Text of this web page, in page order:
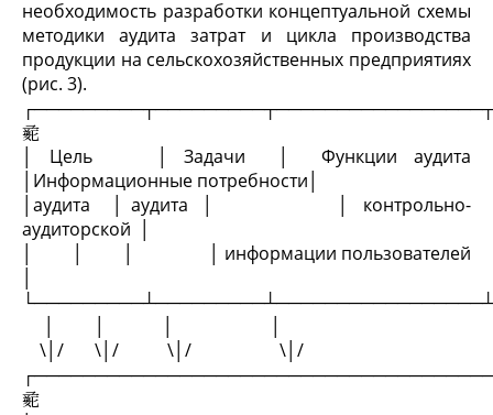
необходимость разработки концептуальной схемы
методики аудита затрат и цикла производства
продукции на сельскохозяйственных предприятиях
(рис. 3).
𗈜
│ Цель │ Задачи │ Функции аудита
│Информационные потребности│
│аудита │ аудита │ │ контрольно-
аудиторской │
│ │ │ │ информации пользователей
\│/ \│/ \│/ \│/
𗈜